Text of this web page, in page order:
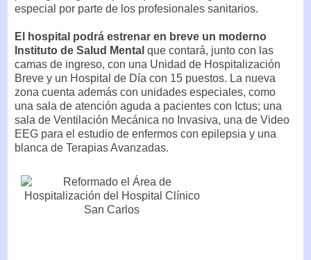
especial por parte de los profesionales sanitarios.
El hospital podrá estrenar en breve un moderno
Instituto de Salud Mental que contará, junto con las
camas de ingreso, con una Unidad de Hospitalización
Breve y un Hospital de Día con 15 puestos. La nueva
zona cuenta además con unidades especiales, como
una sala de atención aguda a pacientes con Ictus; una
sala de Ventilación Mecánica no Invasiva, una de Video
EEG para el estudio de enfermos con epilepsia y una
blanca de Terapias Avanzadas.